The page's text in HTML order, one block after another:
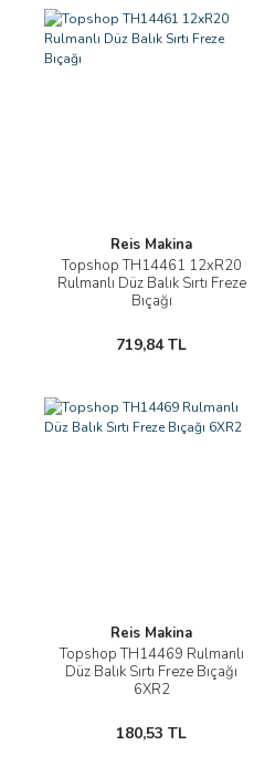
Reis Makina
Topshop TH14461 12xR20
Rulmanlı Düz Balık Sırtı Freze
Bıçağı
719,84 TL
Reis Makina
Topshop TH14469 Rulmanlı
Düz Balık Sırtı Freze Bıçağı
6XR2
180,53 TL